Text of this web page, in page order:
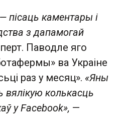
пісаць каментары і
з дапамогай
Паводле яго
ва Украіне
раз у месяц». «Яны
вялікую колькасць
у Facebook», —